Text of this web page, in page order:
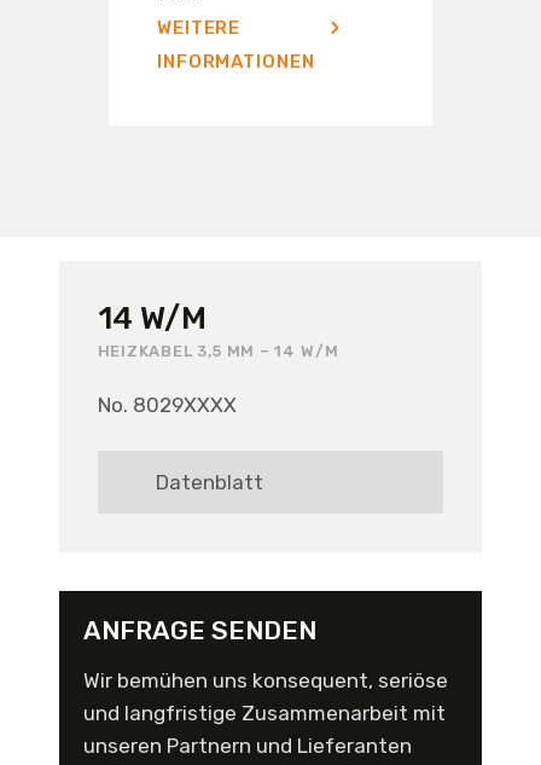
WEITERE
INFORMATIONEN
14 W/M
HEIZKABEL 3,5 MM – 14 W/M
No. 8029XXXX
Datenblatt
ANFRAGE SENDEN
Wir bemühen uns konsequent, seriöse
und langfristige Zusammenarbeit mit
unseren Partnern und Lieferanten